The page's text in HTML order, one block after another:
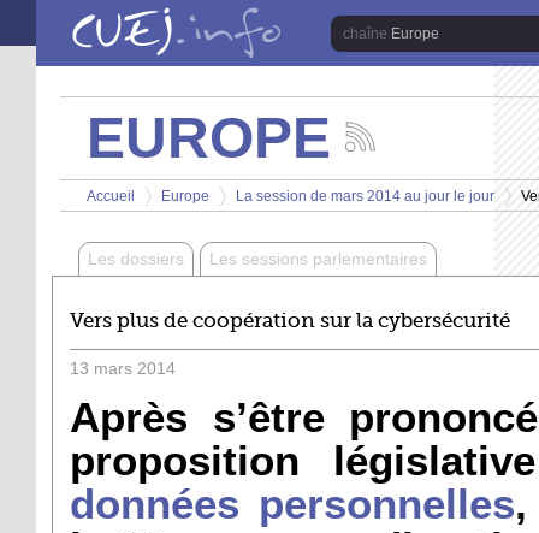
Aller au contenu principal
Europe
EUROPE
les
actualités
de
chaîne
Europe
Vous êtes ici
Accueil
>
Europe
>
La session de mars 2014 au jour le jour
>
Les dossiers Les sessions parlementaires
Vers plus de coopération sur la cybersécurité
13 mars 2014
Après s’être
proposition
données personnelles,